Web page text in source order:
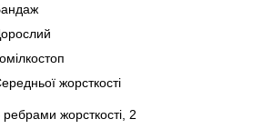
жорсткості
ребрами жорсткості, 2